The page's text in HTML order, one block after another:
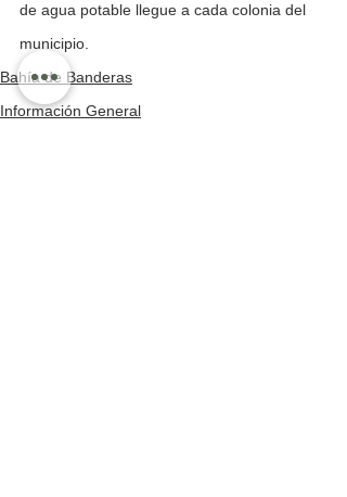
de agua potable llegue a cada colonia del
municipio.
Bahía de Banderas
Información General